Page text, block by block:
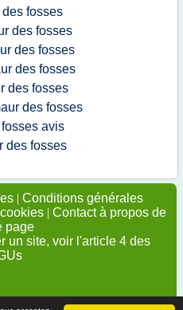
fosses
des fosses
des fosses
des fosses
des fosses
des fosses
avis
des fosses
| Conditions générales
| Contact à propos de
page
un site, voir l'article 4 des